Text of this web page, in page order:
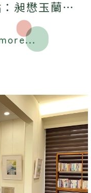
昶懋玉蘭園
50號）。